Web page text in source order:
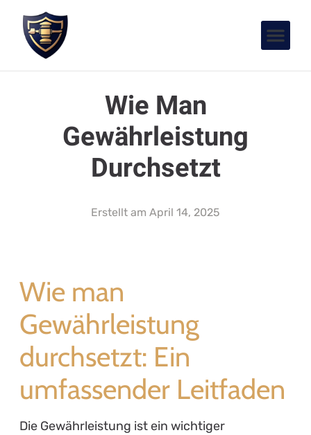
Wie Man
Gewährleistung
Durchsetzt
Erstellt am April 14, 2025
Wie man
Gewährleistung
durchsetzt: Ein
umfassender Leitfaden
Die Gewährleistung ist ein wichtiger